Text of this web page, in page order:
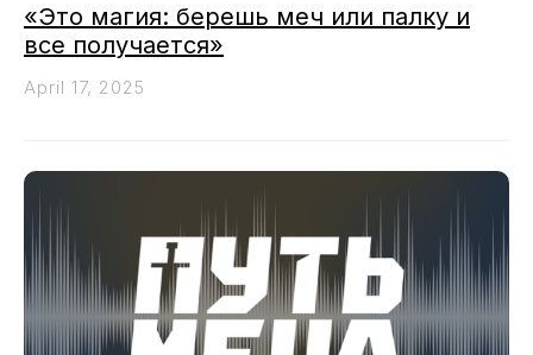
«Это магия: берешь меч или палку и
все получается»
April 17, 2025